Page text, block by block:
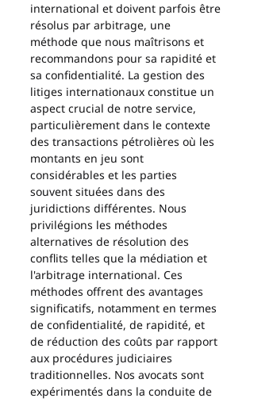
international et doivent parfois être
résolus par arbitrage, une
méthode que nous maîtrisons et
recommandons pour sa rapidité et
sa confidentialité. La gestion des
litiges internationaux constitue un
aspect crucial de notre service,
particulièrement dans le contexte
des transactions pétrolières où les
montants en jeu sont
considérables et les parties
souvent situées dans des
juridictions différentes. Nous
privilégions les méthodes
alternatives de résolution des
conflits telles que la médiation et
l'arbitrage international. Ces
méthodes offrent des avantages
significatifs, notamment en termes
de confidentialité, de rapidité, et
de réduction des coûts par rapport
aux procédures judiciaires
traditionnelles. Nos avocats sont
expérimentés dans la conduite de